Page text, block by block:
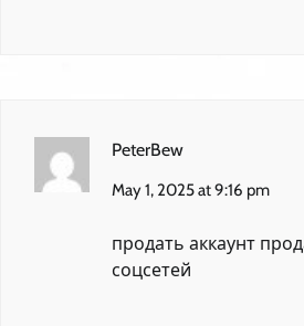
PeterBew
May 1, 2025 at 9:16 pm
продать аккаунт
соцсетей